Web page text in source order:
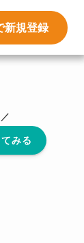
新規登録
みる